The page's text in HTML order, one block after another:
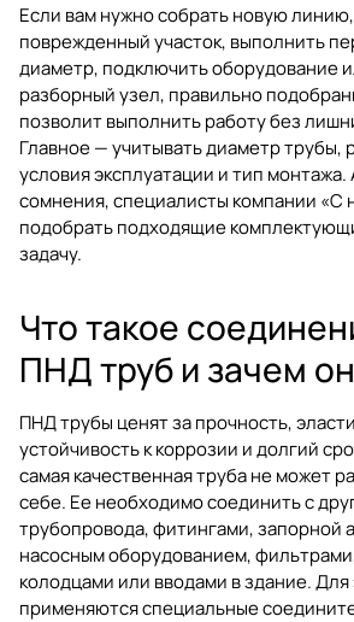
Если вам нужно собрать новую
поврежденный участок, выполнить
диаметр, подключить оборудование
разборный узел, правильно
позволит выполнить работу без
Главное — учитывать диаметр трубы,
условия эксплуатации и тип монтажа.
сомнения, специалисты компании «С
подобрать подходящие
задачу.
Что такое
ПНД труб и зачем
ПНД трубы ценят за прочность,
устойчивость к коррозии и долгий
самая качественная труба не может
себе. Ее необходимо соединить с
трубопровода, фитингами, запорной
насосным оборудованием,
колодцами или вводами в здание. Для
применяются специальные